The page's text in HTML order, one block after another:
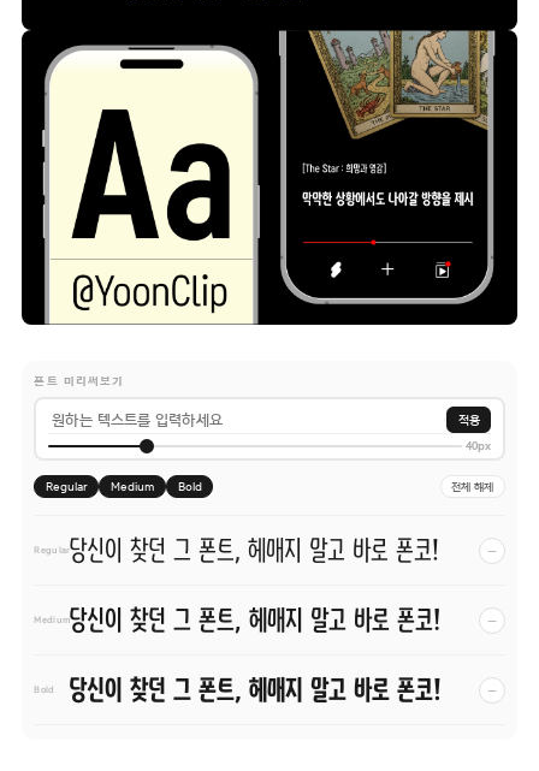
폰트 미리써보기
적용
40px
Regular Medium Bold 전체 해제
Regular당신이 찾던 그 폰트, 헤매지 말고 바로 폰코! −
Medium당신이 찾던 그 폰트, 헤매지 말고 바로 폰코! −
Bold 당신이 찾던 그 폰트, 헤매지 말고 바로 폰코! −